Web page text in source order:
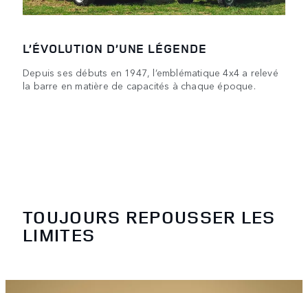
L’ÉVOLUTION D’UNE LÉGENDE
Depuis ses débuts en 1947, l’emblématique 4x4 a relevé
la barre en matière de capacités à chaque époque.
TOUJOURS REPOUSSER LES
LIMITES